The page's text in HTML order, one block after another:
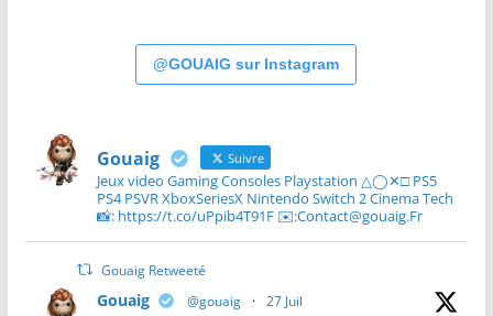
@GOUAIG sur Instagram
Gouaig Suivre
Jeux video Gaming Consoles Playstation △◯✕□ PS5
PS4 PSVR XboxSeriesX Nintendo Switch 2 Cinema Tech
📸: https://t.co/uPpib4T91F ✉️:Contact@gouaig.Fr
Gouaig Retweeté
Gouaig @gouaig · 27 Juil